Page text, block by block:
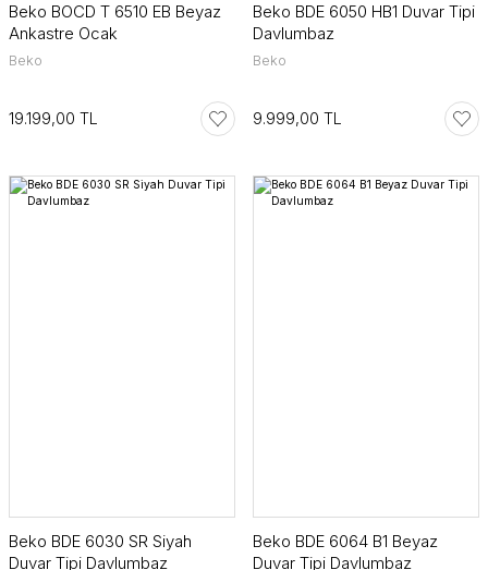
Beko BOCD T 6510 EB Beyaz
Ankastre Ocak
Beko
19.199,00 TL
Beko BDE 6050 HB1 Duvar Tipi
Davlumbaz
Beko
9.999,00 TL
Beko BDE 6030 SR Siyah
Duvar Tipi Davlumbaz
Beko BDE 6064 B1 Beyaz
Duvar Tipi Davlumbaz